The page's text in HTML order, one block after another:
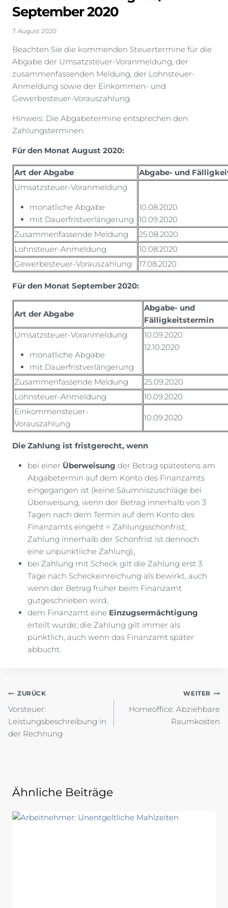
September 2020
7. August 2020
Beachten Sie die kommenden Steuertermine für die
Abgabe der Umsatzsteuer-Voranmeldung, der
zusammenfassenden Meldung, der Lohnsteuer-
Anmeldung sowie der Einkommen- und
Gewerbesteuer-Vorauszahlung.
Hinweis: Die Abgabetermine entsprechen den
Zahlungsterminen.
Für den Monat August 2020:
Art der Abgabe
Abgabe- und
Umsatzsteuer-Voranmeldung
monatliche Abgabe
mit Dauerfristverlängerung
10.08.2020
10.09.2020
Zusammenfassende Meldung
25.08.2020
Lohnsteuer-Anmeldung
10.08.2020
Gewerbesteuer-Vorauszahlung
17.08.2020
Für den Monat September 2020:
Art der Abgabe
Abgabe- und
Fälligkeitstermin
Umsatzsteuer-Voranmeldung
monatliche Abgabe
mit Dauerfristverlängerung
10.09.2020
12.10.2020
Zusammenfassende Meldung
25.09.2020
Lohnsteuer-Anmeldung
10.09.2020
Einkommensteuer-
Vorauszahlung
10.09.2020
Die Zahlung ist fristgerecht, wenn
bei einer Überweisung der Betrag spätestens am
Abgabetermin auf dem Konto des Finanzamts
eingegangen ist (keine Säumniszuschläge bei
Überweisung, wenn der Betrag innerhalb von 3
Tagen nach dem Termin auf dem Konto des
Finanzamts eingeht = Zahlungsschonfrist;
Zahlung innerhalb der Schonfrist ist dennoch
eine unpünktliche Zahlung),
bei Zahlung mit Scheck gilt die Zahlung erst 3
Tage nach Scheckeinreichung als bewirkt, auch
wenn der Betrag früher beim Finanzamt
gutgeschrieben wird,
dem Finanzamt eine Einzugsermächtigung
erteilt wurde; die Zahlung gilt immer als
pünktlich, auch wenn das Finanzamt später
abbucht.
Beitragsnavigation
ZURÜCK
Vorsteuer:
Leistungsbeschreibung in
der Rechnung
WEITER
Homeoffice: Abziehbare
Raumkosten
Ähnliche Beiträge